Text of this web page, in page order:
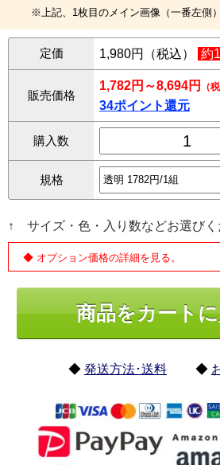
※上記、1枚目のメイン画像（一番左側
定価 1,980円（税込） 約
販売価格
1,782円～8,694円 （
34ポイント還元
購入数
規格
↑ サイズ・色・入り数などお選びく
◆ オプション価格の詳細を見る。
◆ 発送方法･送料 ◆